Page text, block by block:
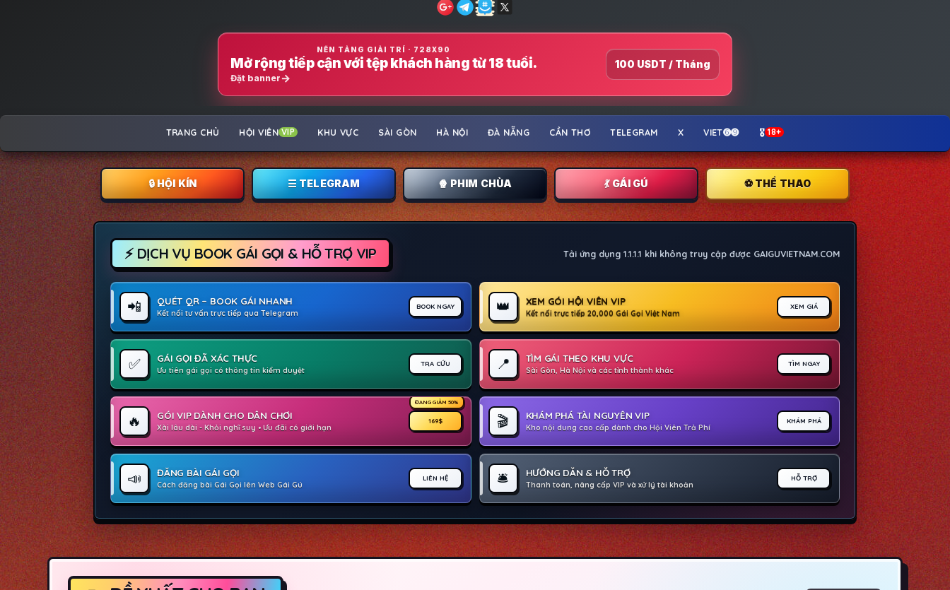
NỀN TẢNG GIẢI TRÍ · 728X90
Mở rộng tiếp cận với tệp khách hàng từ 18 tuổi.
Đặt banner
100 USDT / Tháng
TRANG CHỦ HỘI VIÊN VIP KHU VỰC SÀI GÒN HÀ NỘI ĐÀ NẴNG CẦN THƠ TELEGRAM X VIET➏➒ 🎖️ 18+
🔒︎ HỘI KÍN ☰ TELEGRAM 🍿 PHIM CHÙA 💃 GÁI GÚ ⚽ THỂ THAO
⚡ DỊCH VỤ BOOK GÁI GỌI & HỖ TRỢ VIP Tải ứng dụng 1.1.1.1 khi không truy cập được GAIGUVIETNAM.COM
📲 QUÉT QR – BOOK GÁI NHANH
Kết nối tư vấn trực tiếp qua Telegram
BOOK NGAY 👑 XEM GÓI HỘI VIÊN VIP
Kết nối trực tiếp 20,000 Gái Gọi Việt Nam
XEM GIÁ
✅ GÁI GỌI ĐÃ XÁC THỰC
Ưu tiên gái gọi có thông tin kiểm duyệt
TRA CỨU 📍 TÌM GÁI THEO KHU VỰC
Sài Gòn, Hà Nội và các tỉnh thành khác
TÌM NGAY
ĐANG GIẢM 50%
🔥 GÓI VIP DÀNH CHO DÂN CHƠI
Xài lâu dài - Khỏi nghĩ suy • Ưu đãi có giới hạn
169$ 🎬 KHÁM PHÁ TÀI NGUYÊN VIP
Kho nội dung cao cấp dành cho Hội Viên Trả Phí
KHÁM PHÁ
📣 ĐĂNG BÀI GÁI GỌI
Cách đăng bài Gái Gọi lên Web Gái Gú
LIÊN HỆ 🛎️ HƯỚNG DẪN & HỖ TRỢ
Thanh toán, nâng cấp VIP và xử lý tài khoản
HỖ TRỢ